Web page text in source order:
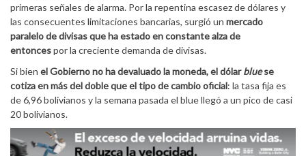
primeras señales de alarma. Por la repentina escasez de dólares y
las consecuentes limitaciones bancarias, surgió un mercado
paralelo de divisas que ha estado en constante alza de
entoncespor la creciente demanda de divisas.
Si bien el Gobierno no ha devaluado la moneda, el dólarbluese
cotiza en más del doble que el tipo de cambio oficial: la tasa fija es
de 6,96 bolivianos y la semana pasada el blue llegó a un pico de casi
20 bolivianos.